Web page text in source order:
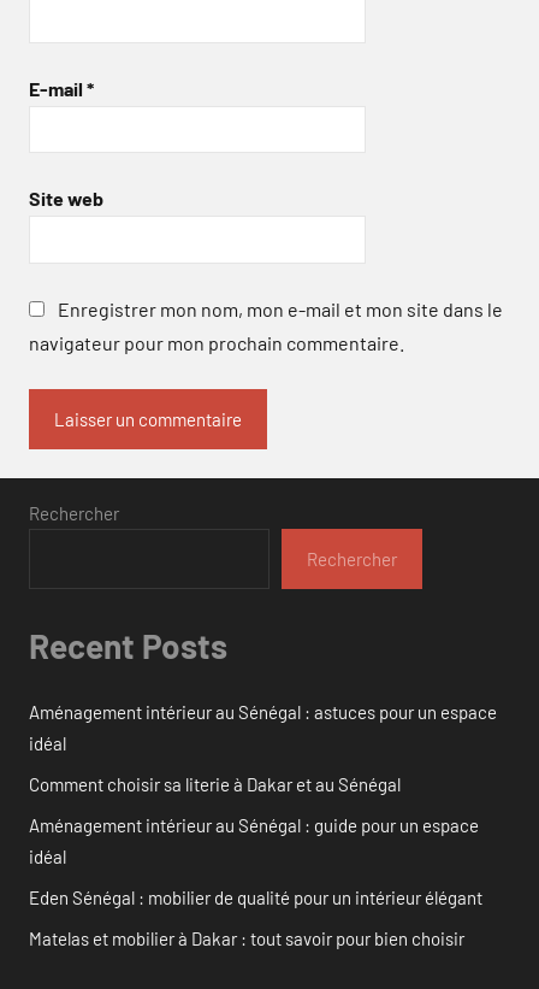
E-mail *
Site web
Enregistrer mon nom, mon e-mail et mon site dans le
navigateur pour mon prochain commentaire.
Rechercher
Rechercher
Recent Posts
Aménagement intérieur au Sénégal : astuces pour un espace
idéal
Comment choisir sa literie à Dakar et au Sénégal
Aménagement intérieur au Sénégal : guide pour un espace
idéal
Eden Sénégal : mobilier de qualité pour un intérieur élégant
Matelas et mobilier à Dakar : tout savoir pour bien choisir